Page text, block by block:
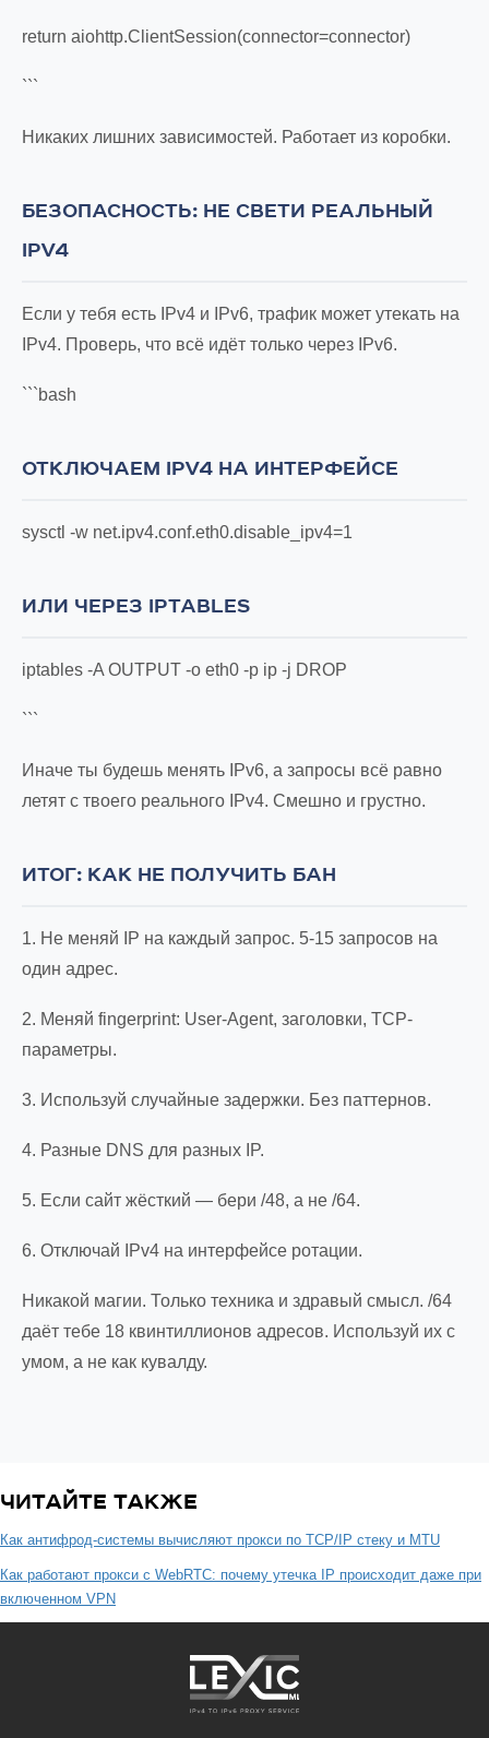
return aiohttp.ClientSession(connector=connector)
```
Никаких лишних зависимостей. Работает из коробки.
БЕЗОПАСНОСТЬ: НЕ СВЕТИ РЕАЛЬНЫЙ
IPV4
Если у тебя есть IPv4 и IPv6, трафик может утекать на
IPv4. Проверь, что всё идёт только через IPv6.
```bash
ОТКЛЮЧАЕМ IPV4 НА ИНТЕРФЕЙСЕ
sysctl -w net.ipv4.conf.eth0.disable_ipv4=1
ИЛИ ЧЕРЕЗ IPTABLES
iptables -A OUTPUT -o eth0 -p ip -j DROP
```
Иначе ты будешь менять IPv6, а запросы всё равно
летят с твоего реального IPv4. Смешно и грустно.
ИТОГ: КАК НЕ ПОЛУЧИТЬ БАН
1. Не меняй IP на каждый запрос. 5-15 запросов на
один адрес.
2. Меняй fingerprint: User-Agent, заголовки, TCP-
параметры.
3. Используй случайные задержки. Без паттернов.
4. Разные DNS для разных IP.
5. Если сайт жёсткий — бери /48, а не /64.
6. Отключай IPv4 на интерфейсе ротации.
Никакой магии. Только техника и здравый смысл. /64
даёт тебе 18 квинтиллионов адресов. Используй их с
умом, а не как кувалду.
ЧИТАЙТЕ ТАКЖЕ
Как антифрод-системы вычисляют прокси по TCP/IP стеку и MTU
Как работают прокси с WebRTC: почему утечка IP происходит даже при
включенном VPN